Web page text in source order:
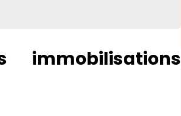
immobilisations